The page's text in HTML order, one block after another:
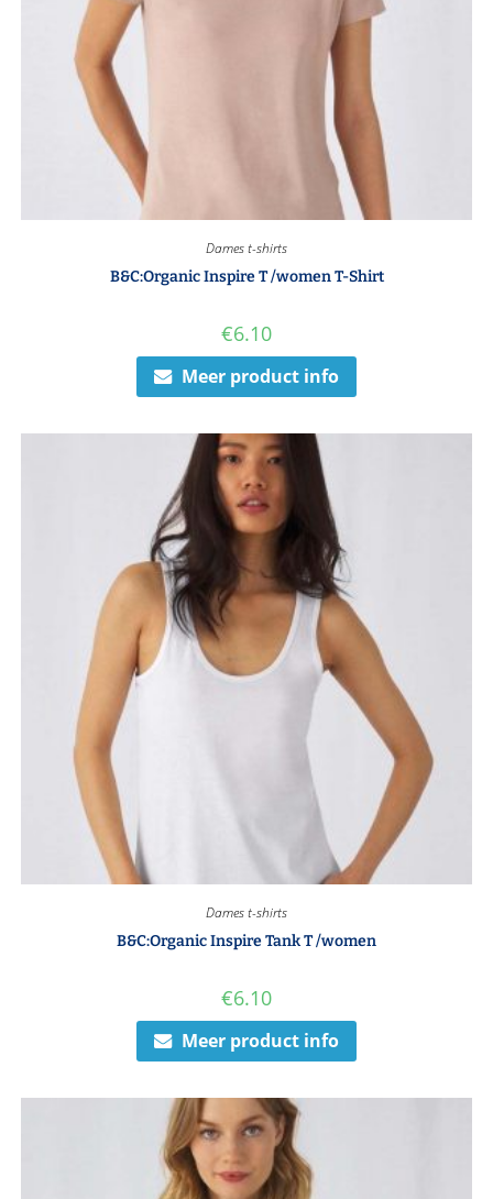
Dames t-shirts
B&C:Organic Inspire T /women T-Shirt
€6.10
Meer product info
Dames t-shirts
B&C:Organic Inspire Tank T /women
€6.10
Meer product info